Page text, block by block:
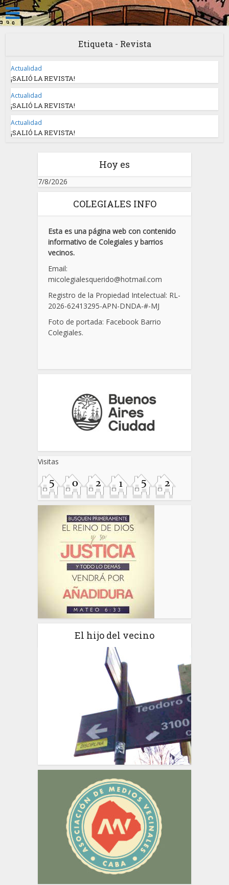
Etiqueta - Revista
Actualidad
¡SALIÓ LA REVISTA!
Actualidad
¡SALIÓ LA REVISTA!
Actualidad
¡SALIÓ LA REVISTA!
Hoy es
7/8/2026
COLEGIALES INFO
Esta es una página web con contenido
informativo de Colegiales y barrios
vecinos.
Email:
micolegialesquerido@hotmail.com
Registro de la Propiedad Intelectual: RL-
2026-62413295-APN-DNDA-#-MJ
Foto de portada: Facebook Barrio
Colegiales.
Visitas
El hijo del vecino